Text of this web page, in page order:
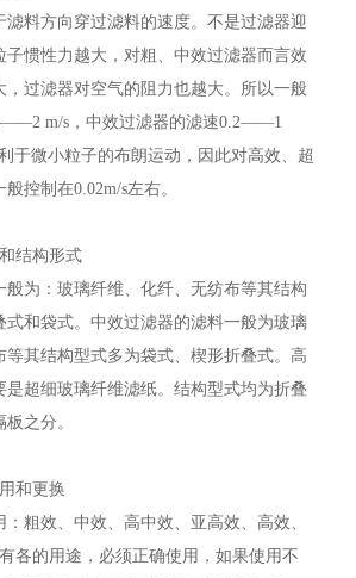
滤料方向穿过滤料的速度。不是过滤器迎
子惯性力越大，对粗、中效过滤器而言效
，过滤器对空气的阻力也越大。所以一般
m/s，中效过滤器的滤速0.2——1
于微小粒子的布朗运动，因此对高效、超
控制在0.02m/s左右。
结构形式
般为：玻璃纤维、化纤、无纺布等其结构
式和袋式。中效过滤器的滤料一般为玻璃
等其结构型式多为袋式、楔形折叠式。高
是超细玻璃纤维滤纸。结构型式均为折叠
之分。
和更换
粗效、中效、高中效、亚高效、高效、
各的用途，必须正确使用，如果使用不